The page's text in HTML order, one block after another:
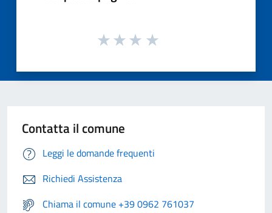
Contatta il comune
Leggi le domande frequenti
Richiedi Assistenza
Chiama il comune +39 0962 761037